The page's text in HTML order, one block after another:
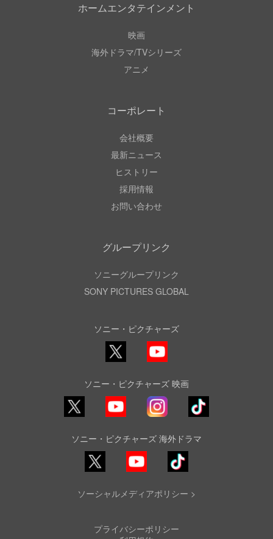
ホームエンタテインメント
映画
海外ドラマ/TVシリーズ
アニメ
コーポレート
会社概要
最新ニュース
ヒストリー
採用情報
お問い合わせ
グループリンク
ソニーグループリンク
SONY PICTURES GLOBAL
ソニー・ピクチャーズ
ソニー・ピクチャーズ 映画
ソニー・ピクチャーズ 海外ドラマ
ソーシャルメディアポリシー >
プライバシーポリシー